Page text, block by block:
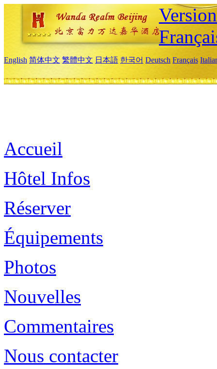
English 简体中文 繁體中文 日本語 한국어 Deutsch Français
Accueil
Hôtel Infos
Réserver
Équipements
Photos
Nouvelles
Commentaires
Nous contacter